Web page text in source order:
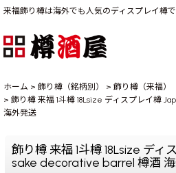
来福飾り樽は海外でも人気のディスプレイ樽で
ホーム > 飾り樽（銘柄別） > 飾り樽（来福）
> 飾り樽 来福 1斗樽 18Lsize ディスプレイ樽
海外発送
飾り樽 来福 1斗樽 18Lsize デ
sake decorative barrel 樽酒